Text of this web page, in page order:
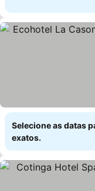
Selecione as datas
exatos.